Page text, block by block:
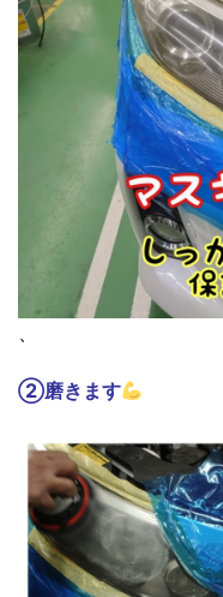
、
②磨きます